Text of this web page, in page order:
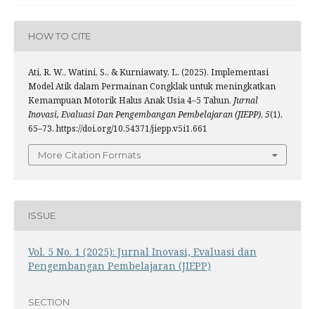
HOW TO CITE
Ati, R. W., Watini, S., & Kurniawaty, L. (2025). Implementasi
Model Atik dalam Permainan Congklak untuk meningkatkan
Kemampuan Motorik Halus Anak Usia 4–5 Tahun. Jurnal
Inovasi, Evaluasi Dan Pengembangan Pembelajaran (JIEPP), 5(1),
65–73. https://doi.org/10.54371/jiepp.v5i1.661
More Citation Formats
ISSUE
Vol. 5 No. 1 (2025): Jurnal Inovasi, Evaluasi dan
Pengembangan Pembelajaran (JIEPP)
SECTION